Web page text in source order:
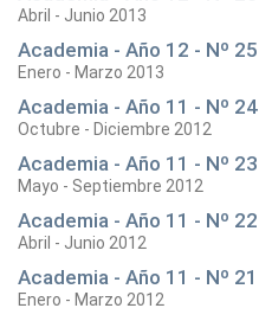
Abril - Junio 2013
Academia - Año 12 - Nº 25
Enero - Marzo 2013
Academia - Año 11 - Nº 24
Octubre - Diciembre 2012
Academia - Año 11 - Nº 23
Mayo - Septiembre 2012
Academia - Año 11 - Nº 22
Abril - Junio 2012
Academia - Año 11 - Nº 21
Enero - Marzo 2012